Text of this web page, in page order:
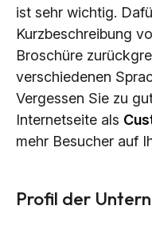
ist sehr wichtig.
Kurzbeschreibung
Broschüre
verschiedenen
Vergessen Sie zu
Internetseite als
mehr Besucher auf
Profil der